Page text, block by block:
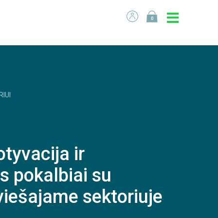
0
ir
pokalbiai su
sektoriuje